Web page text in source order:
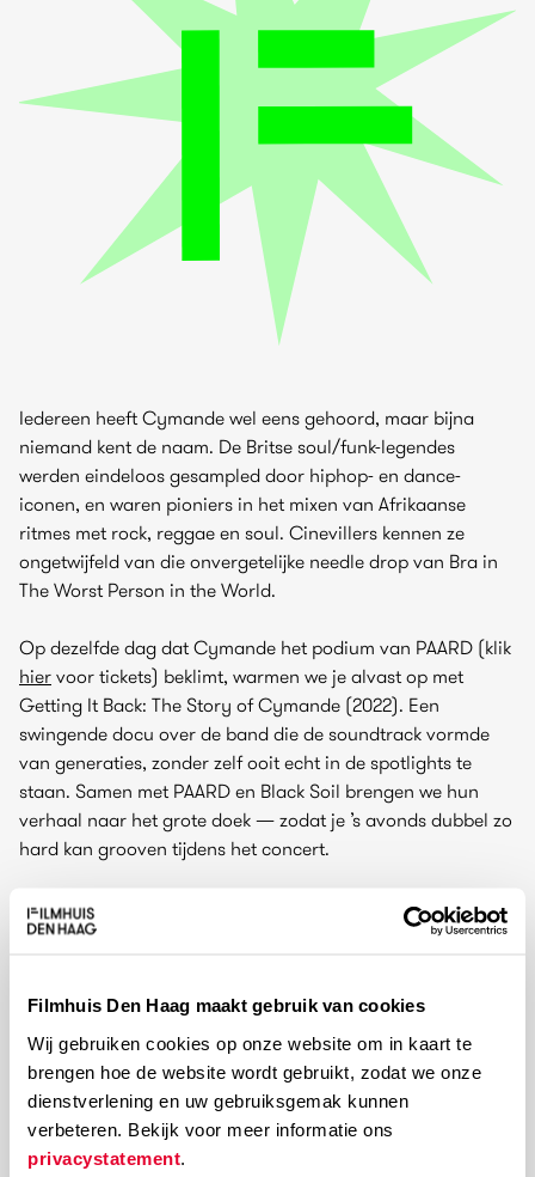
Filmhuis Den Haag maakt gebruik van cookies
Wij gebruiken cookies op onze website om in kaart te
brengen hoe de website wordt gebruikt, zodat we onze
dienstverlening en uw gebruiksgemak kunnen
verbeteren. Bekijk voor meer informatie ons
privacystatement
Iedereen heeft Cymande wel eens gehoord, maar bijna
niemand kent de naam. De Britse soul/funk-legendes
werden eindeloos gesampled door hiphop- en dance-
iconen, en waren pioniers in het mixen van Afrikaanse
ritmes met rock, reggae en soul. Cinevillers kennen ze
ongetwijfeld van die onvergetelijke needle drop van Bra in
The Worst Person in the World.
Op dezelfde dag dat Cymande het podium van PAARD (klik
hier voor tickets) beklimt, warmen we je alvast op met
Getting It Back: The Story of Cymande (2022). Een
swingende docu over de band die de soundtrack vormde
van generaties, zonder zelf ooit echt in de spotlights te
staan. Samen met PAARD en Black Soil brengen we hun
verhaal naar het grote doek — zodat je ’s avonds dubbel zo
hard kan grooven tijdens het concert.
Click here for English